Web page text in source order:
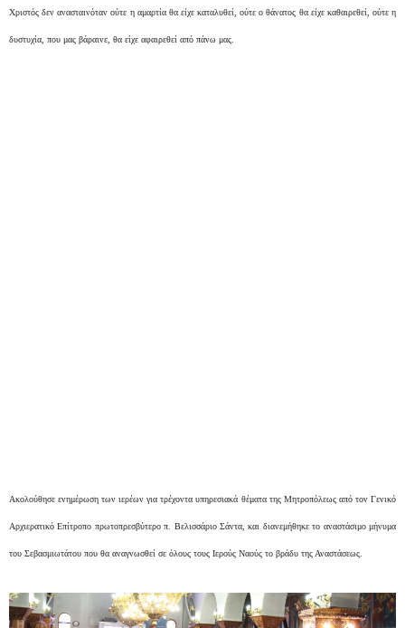
Χριστός δεν ανασταινόταν ούτε η αμαρτία θα είχε καταλυθεί, ούτε ο θάνατος θα είχε καθαιρεθεί, ούτε η
δυστυχία, που μας βάραινε, θα είχε αφαιρεθεί από πάνω μας.
Ακολούθησε ενημέρωση των ιερέων για τρέχοντα υπηρεσιακά θέματα της Μητροπόλεως από τον Γενικό
Αρχιερατικό Επίτροπο πρωτοπρεσβύτερο π. Βελισσάριο Σάντα, και διανεμήθηκε το αναστάσιμο μήνυμα
του Σεβασμιωτάτου που θα αναγνωσθεί σε όλους τους Ιερούς Ναούς το βράδυ της Αναστάσεως.